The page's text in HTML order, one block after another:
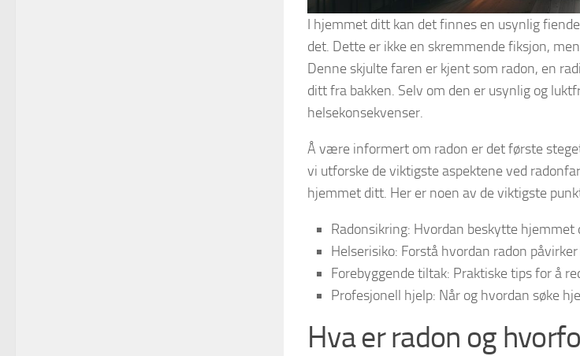
I hjemmet ditt kan det finnes en usynlig
det. Dette er ikke en skremmende fiksjon,
Denne skjulte faren er kjent som radon, en
ditt fra bakken. Selv om den er usynlig og
helsekonsekvenser.
Å være informert om radon er det første
vi utforske de viktigste aspektene ved
hjemmet ditt. Her er noen av de viktigste
Radonsikring: Hvordan beskytte
Helserisiko: Forstå hvordan radon
Forebyggende tiltak: Praktiske tips for å
Profesjonell hjelp: Når og hvordan søke
Hva er radon og